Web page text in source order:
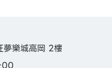
樂城高岡 2樓